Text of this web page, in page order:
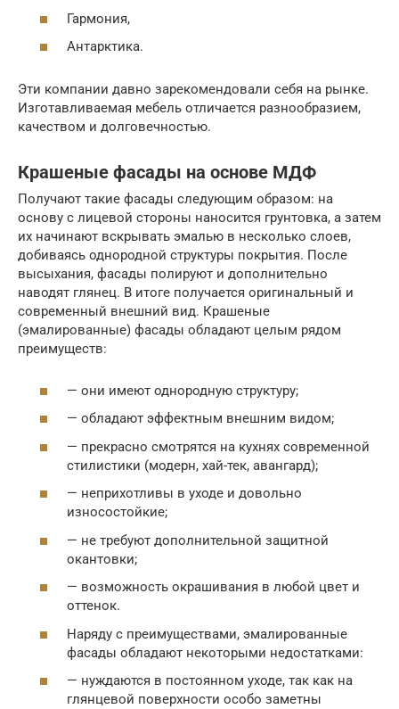
Гармония,
Антарктика.
Эти компании давно зарекомендовали себя на рынке.
Изготавливаемая мебель отличается разнообразием,
качеством и долговечностью.
Крашеные фасады на основе МДФ
Получают такие фасады следующим образом: на
основу с лицевой стороны наносится грунтовка, а затем
их начинают вскрывать эмалью в несколько слоев,
добиваясь однородной структуры покрытия. После
высыхания, фасады полируют и дополнительно
наводят глянец. В итоге получается оригинальный и
современный внешний вид. Крашеные
(эмалированные) фасады обладают целым рядом
преимуществ:
— они имеют однородную структуру;
— обладают эффектным внешним видом;
— прекрасно смотрятся на кухнях современной
стилистики (модерн, хай-тек, авангард);
— неприхотливы в уходе и довольно
износостойкие;
— не требуют дополнительной защитной
окантовки;
— возможность окрашивания в любой цвет и
оттенок.
Наряду с преимуществами, эмалированные
фасады обладают некоторыми недостатками:
— нуждаются в постоянном уходе, так как на
глянцевой поверхности особо заметны